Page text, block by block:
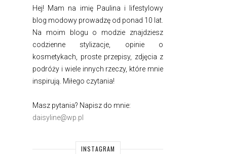
Hej! Mam na imię Paulina i
lifestylowy
blog modowy prowadzę od ponad 10 lat.
Na moim blogu o modzie znajdziesz
codzienne stylizacje, opinie o
kosmetykach, proste przepisy, zdjęcia z
podróży i wiele innych rzeczy, które mnie
inspirują. Miłego czytania!
Masz pytania? Napisz do mnie:
daisyline@wp.pl
INSTAGRAM